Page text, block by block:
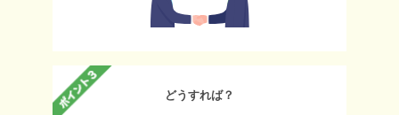
どうすれば？